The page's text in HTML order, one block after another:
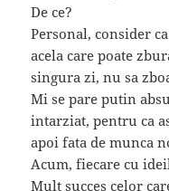
De ce?
Personal, consider
acela care poate
singura zi, nu sa
Mi se pare putin
intarziat, pentru ca
apoi fata de munca
Acum, fiecare cu
Mult succes celor